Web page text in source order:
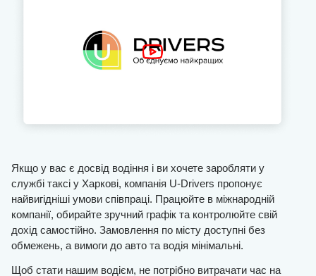
Якщо у вас є досвід водіння і ви хочете заробляти у
службі таксі у Харкові, компанія U-Drivers пропонує
найвигідніші умови співпраці. Працюйте в міжнародній
компанії, обирайте зручний графік та контролюйте свій
дохід самостійно. Замовлення по місту доступні без
обмежень, а вимоги до авто та водія мінімальні.
Щоб стати нашим водієм, не потрібно витрачати час на